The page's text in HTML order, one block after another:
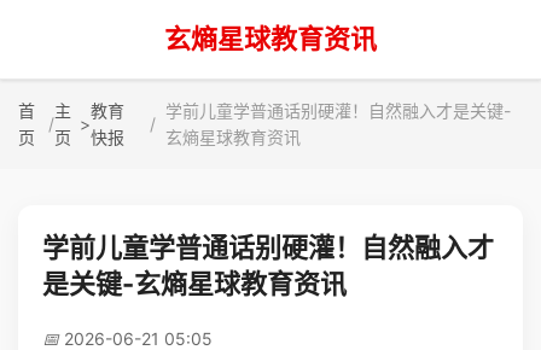
玄熵星球教育资讯
首
页
主
页
>
教育
快报
学前儿童学普通话别硬灌！自然融入才是关键-
玄熵星球教育资讯
学前儿童学普通话别硬灌！自然融入才
是关键-玄熵星球教育资讯
📅 2026-06-21 05:05